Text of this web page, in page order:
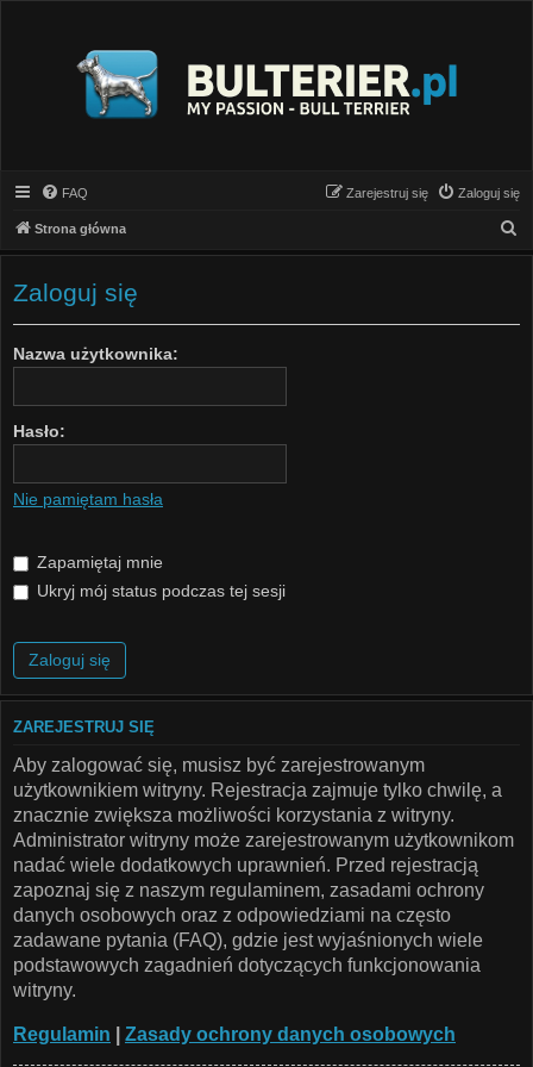
FAQ Zaloguj się
Zarejestruj się
Strona główna
z
Zaloguj się
Nazwa użytkownika:
Hasło:
Nie pamiętam hasła
Zapamiętaj mnie
Ukryj mój status podczas tej sesji
ZAREJESTRUJ SIĘ
Aby zalogować się, musisz być zarejestrowanym
użytkownikiem witryny. Rejestracja zajmuje tylko chwilę, a
znacznie zwiększa możliwości korzystania z witryny.
Administrator witryny może zarejestrowanym użytkownikom
nadać wiele dodatkowych uprawnień. Przed rejestracją
zapoznaj się z naszym regulaminem, zasadami ochrony
danych osobowych oraz z odpowiedziami na często
zadawane pytania (FAQ), gdzie jest wyjaśnionych wiele
podstawowych zagadnień dotyczących funkcjonowania
witryny.
Regulamin Zasady ochrony danych osobowych